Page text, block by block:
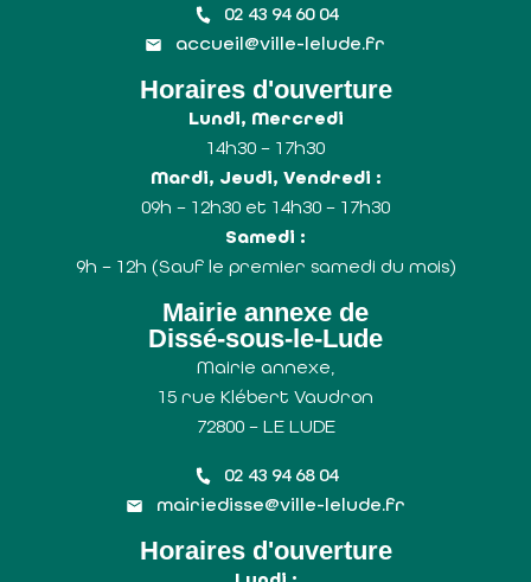
02 43 94 60 04
accueil@ville-lelude.fr
Horaires d'ouverture
Lundi, Mercredi
14h30 – 17h30
Mardi, Jeudi, Vendredi :
09h – 12h30 et 14h30 – 17h30
Samedi :
9h – 12h (Sauf le premier samedi du mois)
Mairie annexe de
Dissé-sous-le-Lude
Mairie annexe,
15 rue Klébert Vaudron
72800 – LE LUDE
02 43 94 68 04
mairiedisse@ville-lelude.fr
Horaires d'ouverture